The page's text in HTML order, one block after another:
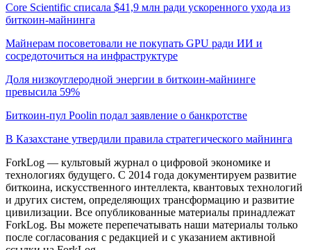
Core Scientific списала $41,9 млн ради ускоренного ухода из
биткоин-майнинга
Майнерам посоветовали не покупать GPU ради ИИ и
сосредоточиться на инфраструктуре
Доля низкоуглеродной энергии в биткоин-майнинге
превысила 59%
Биткоин-пул Poolin подал заявление о банкротстве
В Казахстане утвердили правила стратегического майнинга
ForkLog — культовый журнал о цифровой экономике и
технологиях будущего. С 2014 года документируем развитие
биткоина, искусственного интеллекта, квантовых технологий
и других систем, определяющих трансформацию и развитие
цивилизации. Все опубликованные материалы принадлежат
ForkLog. Вы можете перепечатывать наши материалы только
после согласования с редакцией и с указанием активной